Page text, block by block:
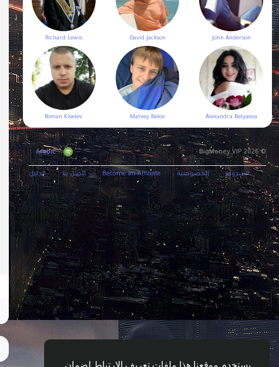
John Anderson
David Jackson
Richard Lewis
Alexandra Belyaeva
Matvey Belov
Roman Kiselev
© 2026 BigMoney.VIP
Arabic
الشروط الخصوصية Become an Affiliate اتصل بنا الدليل